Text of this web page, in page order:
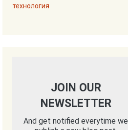
технология
JOIN OUR
NEWSLETTER
And get notified everytime we